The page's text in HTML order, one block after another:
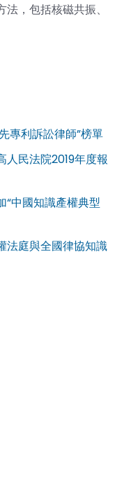
，包括核磁共振、
專利訴訟律師”榜單
人民法院2019年度報
“中國知識產權典型
法庭與全國律協知識